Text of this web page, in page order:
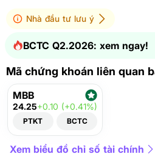
Nhà đầu tư lưu ý
BCTC Q2.2026: xem ngay!
Mã chứng khoán liên quan
MBB
24.25+0.10 (+0.41%)
PTKT BCTC
Xem biểu đồ chỉ số tài chính